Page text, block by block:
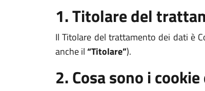
1. Titolare del
Il Titolare del trattamento dei dati è
anche il“Titolare”).
2. Cosa sono i